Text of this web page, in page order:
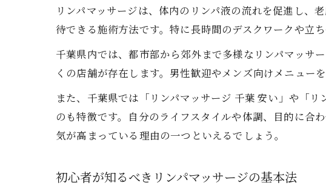
リンパ
排出
疲労やむく
むくみ
デスク
リンパ
リンパマッ
リンパマッサージは、体内のリンパ液の流れを促進し、
待できる施術方法です。特に長時間のデスクワークや立
千葉県内では、都市部から郊外まで多様なリンパマッサ
くの店舗が存在します。男性歓迎やメンズ向けメニュー
また、千葉県では「リンパマッサージ 千葉 安い」や「
のも特徴です。自分のライフスタイルや体調、目的に合
気が高まっている理由の一つといえるでしょう。
初心者が知るべきリンパマッサージの基本法